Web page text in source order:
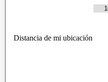
Distancia de mi ubicación